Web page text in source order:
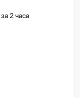
за 2 часа